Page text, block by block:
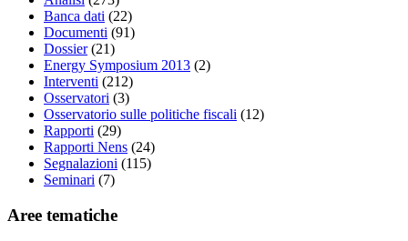
Banca dati (22)
Documenti (91)
Dossier (21)
Energy Symposium 2013 (2)
Interventi (212)
Osservatori (3)
Osservatorio sulle politiche fiscali (12)
Rapporti (29)
Rapporti Nens (24)
Segnalazioni (115)
Seminari (7)
Aree tematiche